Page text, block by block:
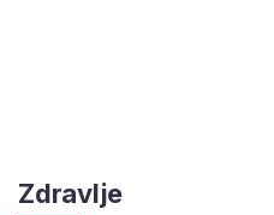
Zdravlje